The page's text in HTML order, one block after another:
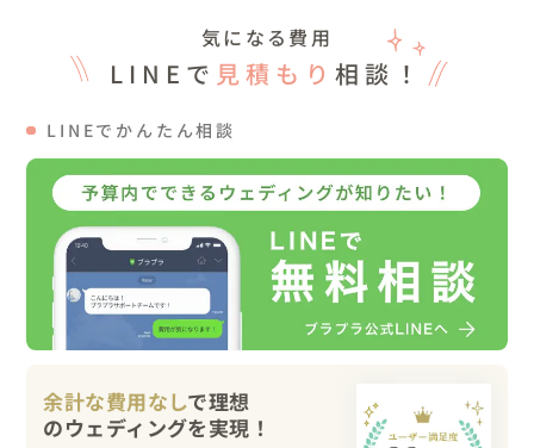
風が強い時には出来るだけ風向きに逆らわないようなポー
ジングで撮影を進めさせて頂きます。
私たちSORAIROの撮影にはヘアメイクスタッフの裕子が
てもサッと手直しに入らせて頂けますよ◎
海辺ではサンセットまでの撮影をご希望でしたので、良き
時間に海に到着するようにスケジューリングをさせて頂き
ました。
西日の柔らかい雰囲気が綺麗ですね＊
うっすら雲が出ているので空全体がまどろんだ色味に。こ
のぐらいの空の色味がエモくて個人的には好きです。
風の影響もあり体感温度的に寒い1日だったと思います
が、それ以上に楽しそうな表情で写ってくださり感謝です
気になる費用
LINEで 見積もり 相談！
LINEでかんたん相談
余計な費用なしで理想